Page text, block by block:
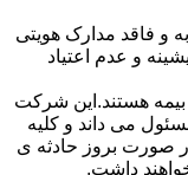
و فاقد مدارک هویتی
و عدم اعتیاد
هستند.این شرکت
می داند و کلیه
در صورت بروز حادثه ی
داشت.